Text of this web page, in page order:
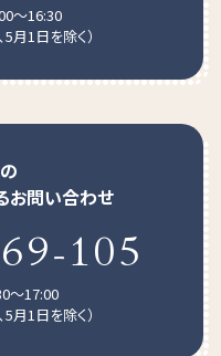
～16:30
5月1日を除く）
お問い合わせ
105
～17:00
5月1日を除く）